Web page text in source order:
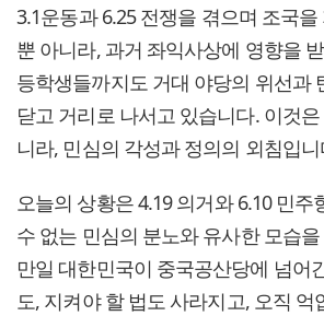
3.1운동과 6.25 전쟁을 겪으며 조국
뿐 아니라, 과거 좌익사상에 영향을
등학생들까지도 거대 야당의 위선과
닫고 거리로 나서고 있습니다. 이것
니라, 민심의 각성과 정의의 외침입니
오늘의 상황은 4.19 의거와 6.10 민주
수 없는 민심의 분노와 유사한 모습
만일 대한민국이 중국공산당에 넘어
도, 지켜야 할 법도 사라지고, 오직 억